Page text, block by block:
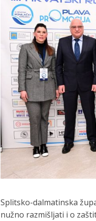
M
O
A
Splitsko-dalmatinska
nužno razmišljati i o